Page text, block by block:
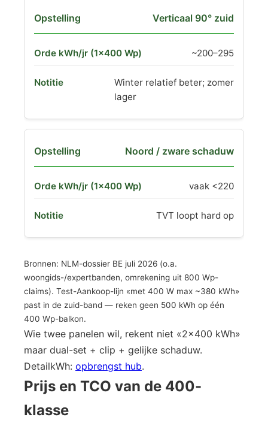
Verticaal 90° zuid
~200–295
Winter relatief beter; zomer
lager
Noord / zware schaduw
vaak <220
TVT loopt hard op
Bronnen: NLM-dossier BE juli 2026 (o.a.
woongids-/expertbanden, omrekening uit 800 Wp-
claims). Test-Aankoop-lijn «met 400 W max ~380 kWh»
past in de zuid-band — reken geen 500 kWh op één
400 Wp-balkon.
Wie twee panelen wil, rekent niet «2×400 kWh»
maar dual-set + clip + gelijke schaduw.
DetailkWh: opbrengst hub.
Prijs en TCO van de 400-
klasse